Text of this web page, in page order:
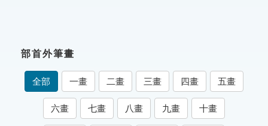
索引選單
知識索引
單字索引
部首外筆畫
全部 一畫 二畫 三畫 四畫 五畫
六畫 七畫 八畫 九畫 十畫